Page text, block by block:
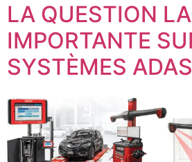
LA QUESTION
IMPORTANTE
SYSTÈMES ADAS